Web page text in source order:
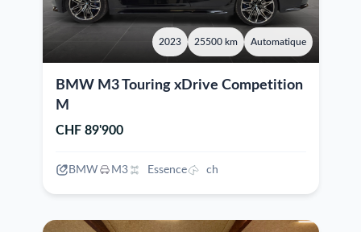
2023 25500 km Automatique
BMW M3 Touring xDrive Competition
M
CHF 89'900
BMW M3 Essence ch